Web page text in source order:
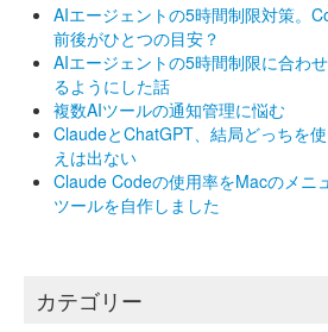
AIエージェントの5時間制限対策。
前後がひとつの目安？
AIエージェントの5時間制限に合わ
るようにした話
複数AIツールの通知管理に悩む
ClaudeとChatGPT、結局どっちを
えは出ない
Claude Codeの使用率をMacのメニ
ツールを自作しました
カテゴリー